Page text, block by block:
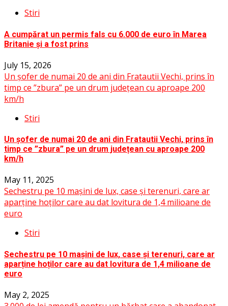
Stiri
A cumpărat un permis fals cu 6.000 de euro în Marea
Britanie și a fost prins
July 15, 2026
Un șofer de numai 20 de ani din Fratautii Vechi, prins în
timp ce ”zbura” pe un drum județean cu aproape 200
km/h
Stiri
Un șofer de numai 20 de ani din Fratautii Vechi, prins în
timp ce ”zbura” pe un drum județean cu aproape 200
km/h
May 11, 2025
Sechestru pe 10 mașini de lux, case și terenuri, care ar
aparține hoților care au dat lovitura de 1,4 milioane de
euro
Stiri
Sechestru pe 10 mașini de lux, case și terenuri, care ar
aparține hoților care au dat lovitura de 1,4 milioane de
euro
May 2, 2025